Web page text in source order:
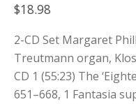
$18.98
2-CD Set Margaret
Treutmann organ,
CD 1 (55:23) The
651–668, 1 Fantasia